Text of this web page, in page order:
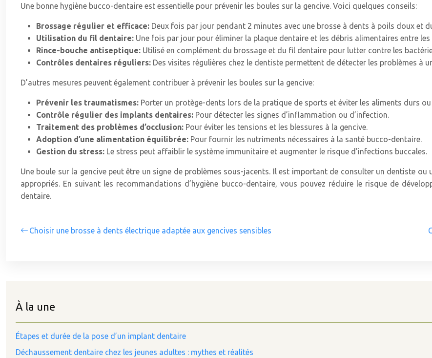
Une bonne hygiène bucco-dentaire est essentielle pour prévenir les boules sur la gencive. Voici quelques conseils:
Brossage régulier et efficace: Deux fois par jour pendant 2 minutes avec une brosse à dents à poils doux et
Utilisation du fil dentaire: Une fois par jour pour éliminer la plaque dentaire et les débris alimentaires entre les
Rince-bouche antiseptique: Utilisé en complément du brossage et du fil dentaire pour lutter contre les
Contrôles dentaires réguliers: Des visites régulières chez le dentiste permettent de détecter les problèmes à
D’autres mesures peuvent également contribuer à prévenir les boules sur la gencive:
Prévenir les traumatismes: Porter un protège-dents lors de la pratique de sports et éviter les aliments durs
Contrôle régulier des implants dentaires: Pour détecter les signes d’inflammation ou d’infection.
Traitement des problèmes d’occlusion: Pour éviter les tensions et les blessures à la gencive.
Adoption d’une alimentation équilibrée: Pour fournir les nutriments nécessaires à la santé bucco-dentaire.
Gestion du stress: Le stress peut affaiblir le système immunitaire et augmenter le risque d’infections buccales.
Une boule sur la gencive peut être un signe de problèmes sous-jacents. Il est important de consulter un dentiste
appropriés. En suivant les recommandations d’hygiène bucco-dentaire, vous pouvez réduire le risque de
dentaire.
Choisir une brosse à dents électrique adaptée aux gencives sensibles
À la une
Étapes et durée de la pose d’un implant dentaire
Déchaussement dentaire chez les jeunes adultes : mythes et réalités